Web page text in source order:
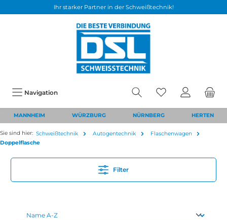
Ihr starker Partner in der Schweißtechnik!
Navigation
MANNHEIM WÜRZBURG NÜRNBERG HERTEN
Sie sind hier: Schweißtechnik Autogentechnik
Flaschenwagen
Doppelflasche
Filter